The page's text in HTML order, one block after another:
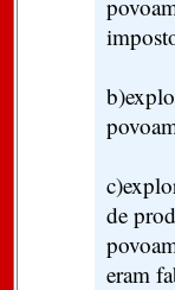
de
eram